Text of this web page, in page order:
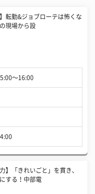
】転勤&ジョブローテは怖くな
現場から設
〜16:00
】「きれいごと」を貫き、
する！中部電